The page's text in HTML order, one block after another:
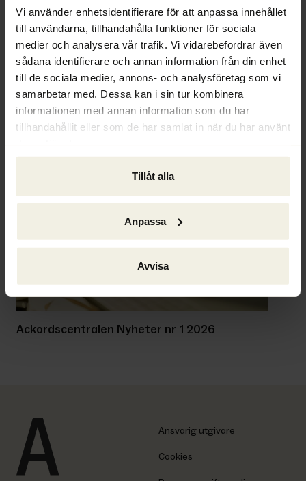
Vi använder enhetsidentifierare för att anpassa innehållet
till användarna, tillhandahålla funktioner för sociala
medier och analysera vår trafik. Vi vidarebefordrar även
sådana identifierare och annan information från din enhet
till de sociala medier, annons- och analysföretag som vi
samarbetar med. Dessa kan i sin tur kombinera
informationen med annan information som du har
tillhandahållit eller som de har samlat in när du har använt
Tillåt alla
Anpassa
Avvisa
(publ). Mikael Kubu är ansvarig
rekonstruktör och har arbetat med
ärendet tillsammans med Markus
Ehrenpil, Erik Hellström och Louise Sjödahl
på Ackordscentralen Stockholm.
Mer information finns i pressmeddelandet
från SAS.
Ackordscentralen Nyheter nr 1 2026
Ansvarig utgivare
Cookies